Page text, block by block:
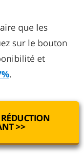
que les
sur le bouton
et
.
>>